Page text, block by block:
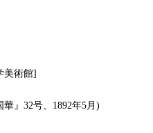
美術館]
華』32号、1892年5月)